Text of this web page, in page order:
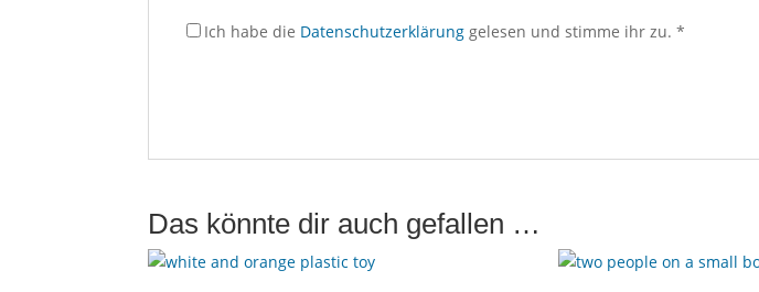
Ich habe die Datenschutzerklärung gelesen und stimme ihr zu. *
Das könnte dir auch gefallen …